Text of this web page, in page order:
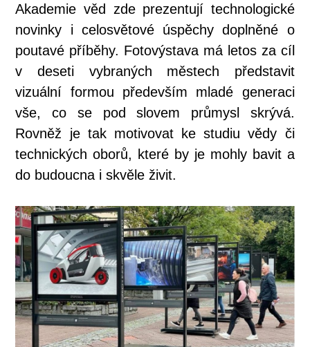
Akademie věd zde prezentují technologické
novinky i celosvětové úspěchy doplněné o
poutavé příběhy. Fotovýstava má letos za cíl
v deseti vybraných městech představit
vizuální formou především mladé generaci
vše, co se pod slovem průmysl skrývá.
Rovněž je tak motivovat ke studiu vědy či
technických oborů, které by je mohly bavit a
do budoucna i skvěle živit.